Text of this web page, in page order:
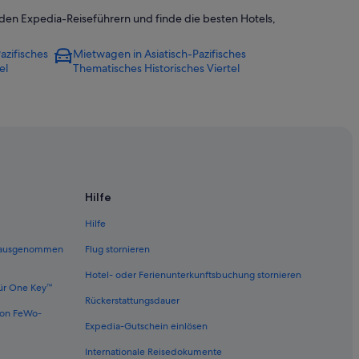
Bridge
Expedia-Reiseführern und finde die besten Hotels,
Mietwagen in Asiatisch-Pazifisches
Thematisches Historisches Viertel
One Key™
FeWo-
Hilfe
Hilfe
Flug stornieren
Hotel- oder Ferienunterkunftsbuchung stornieren
Rückerstattungsdauer
Expedia-Gutschein einlösen
Internationale Reisedokumente